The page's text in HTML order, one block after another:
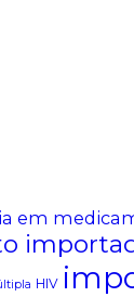
em
HIV